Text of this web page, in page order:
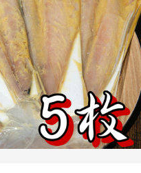
続ける
する
贈り物
ソフト干物